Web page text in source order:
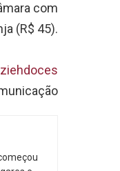
com
(R$ 45).